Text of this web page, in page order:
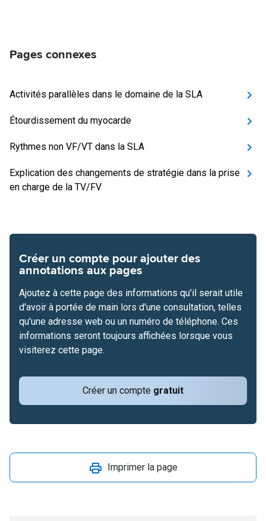
Pages connexes
Activités parallèles dans le domaine de la SLA
Étourdissement du myocarde
Rythmes non VF/VT dans la SLA
Explication des changements de stratégie dans la prise
en charge de la TV/FV
Créer un compte pour ajouter des
annotations aux pages
Créer un compte gratuit
Ajoutez à cette page des informations qu'il serait utile
d'avoir à portée de main lors d'une consultation, telles
qu'une adresse web ou un numéro de téléphone. Ces
informations seront toujours affichées lorsque vous
visiterez cette page.
Imprimer la page